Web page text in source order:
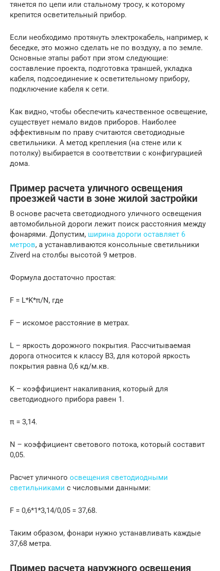
тянется по цепи или стальному тросу, к которому
крепится осветительный прибор.
Если необходимо протянуть электрокабель, например, к
беседке, это можно сделать не по воздуху, а по земле.
Основные этапы работ при этом следующие:
составление проекта, подготовка траншей, укладка
кабеля, подсоединение к осветительному прибору,
подключение кабеля к сети.
Как видно, чтобы обеспечить качественное освещение,
существует немало видов приборов. Наиболее
эффективным по праву считаются светодиодные
светильники. А метод крепления (на стене или к
потолку) выбирается в соответствии с конфигурацией
дома.
Пример расчета уличного освещения
проезжей части в зоне жилой застройки
В основе расчета светодиодного уличного освещения
автомобильной дороги лежит поиск расстояния между
фонарями. Допустим, ширина дороги оставляет 6
метров, а устанавливаются консольные светильники
Ziverd на столбы высотой 9 метров.
Формула достаточно простая:
F = L*K*π/N, где
F – искомое расстояние в метрах.
L – яркость дорожного покрытия. Рассчитываемая
дорога относится к классу В3, для которой яркость
покрытия равна 0,6 кд/м.кв.
K – коэффициент накаливания, который для
светодиодного прибора равен 1.
π = 3,14.
N – коэффициент светового потока, который составит
0,05.
Расчет уличного освещения светодиодными
светильниками с числовыми данными:
F = 0,6*1*3,14/0,05 = 37,68.
Таким образом, фонари нужно устанавливать каждые
37,68 метра.
Пример расчета наружного освещения